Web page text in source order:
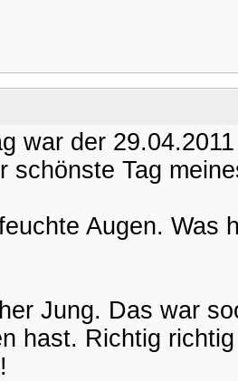
war der 29.04.2011
schönste Tag
Augen. Was
Jung. Das war
hast. Richtig